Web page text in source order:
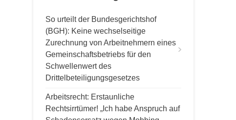
So urteilt der Bundesgerichtshof
(BGH): Keine wechselseitige
Zurechnung von Arbeitnehmern eines
Gemeinschaftsbetriebs für den
Schwellenwert des
Drittelbeteiligungsgesetzes
Arbeitsrecht: Erstaunliche
Rechtsirrtümer! „Ich habe Anspruch auf